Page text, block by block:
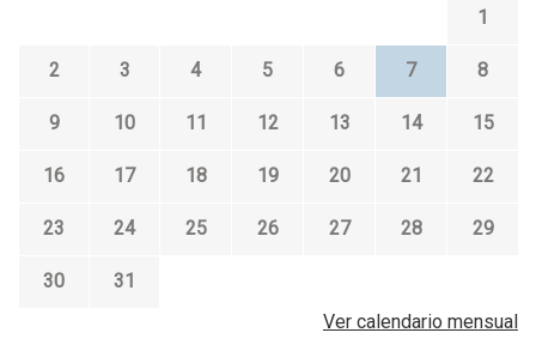
1
2 3 4 5 6 7 8
9 10 11 12 13 14 15
16 17 18 19 20 21 22
23 24 25 26 27 28 29
30
31
Ver calendario mensual